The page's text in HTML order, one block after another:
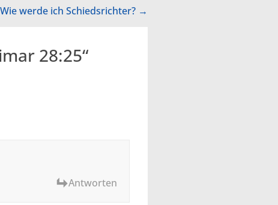
Wie werde ich Schiedsrichter? →
28:25“
Antworten